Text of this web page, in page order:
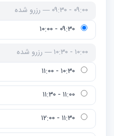
۰۹:۰۰ - ۰۹:۳۰ — رزرو شده
۱۰:۰۰ - ۱۰:۳۰ — رزرو شده